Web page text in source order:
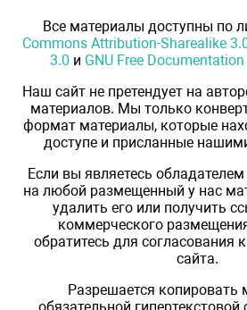
Все материалы доступны по
Commons Attribution-Sharealike
3.0 и GNU Free
Наш сайт не претендует на
материалов. Мы только
формат материалы, которые
доступе и присланные
Если вы являетесь
на любой размещенный у нас
удалить его или получить
коммерческого
обратитесь для согласования
сайта.
Разрешается копировать